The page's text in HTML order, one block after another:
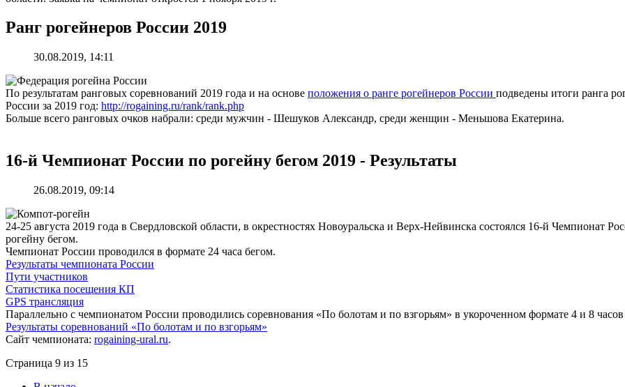
Ранг рогейнеров России 2019
30.08.2019, 14:11
По результатам ранговых соревнований 2019 года и на основе положения о ранге рогейнеров России подведены итоги ранга
России за 2019 год: http://rogaining.ru/rank/rank.php
Больше всего ранговых очков набрали: среди мужчин - Шешуков Александр, среди женщин - Меньшова Екатерина.
16-й Чемпионат России по рогейну бегом 2019 - Результаты
26.08.2019, 09:14
24-25 августа 2019 года в Свердловской области, в окрестностях Новоуральска и Верх-Нейвинска состоялся 16-й Чемпионат
рогейну бегом.
Чемпионат России проводился в формате 24 часа бегом.
Результаты чемпионата России
Пути участников
Статистика посещения КП
GPS трансляция
Параллельно с чемпионатом России проводились соревнования «По болотам и по взгорьям» в укороченном формате 4 и 8
Результаты соревнований «По болотам и по взгорьям»
Сайт чемпионата: rogaining-ural.ru.
Страница 9 из 15